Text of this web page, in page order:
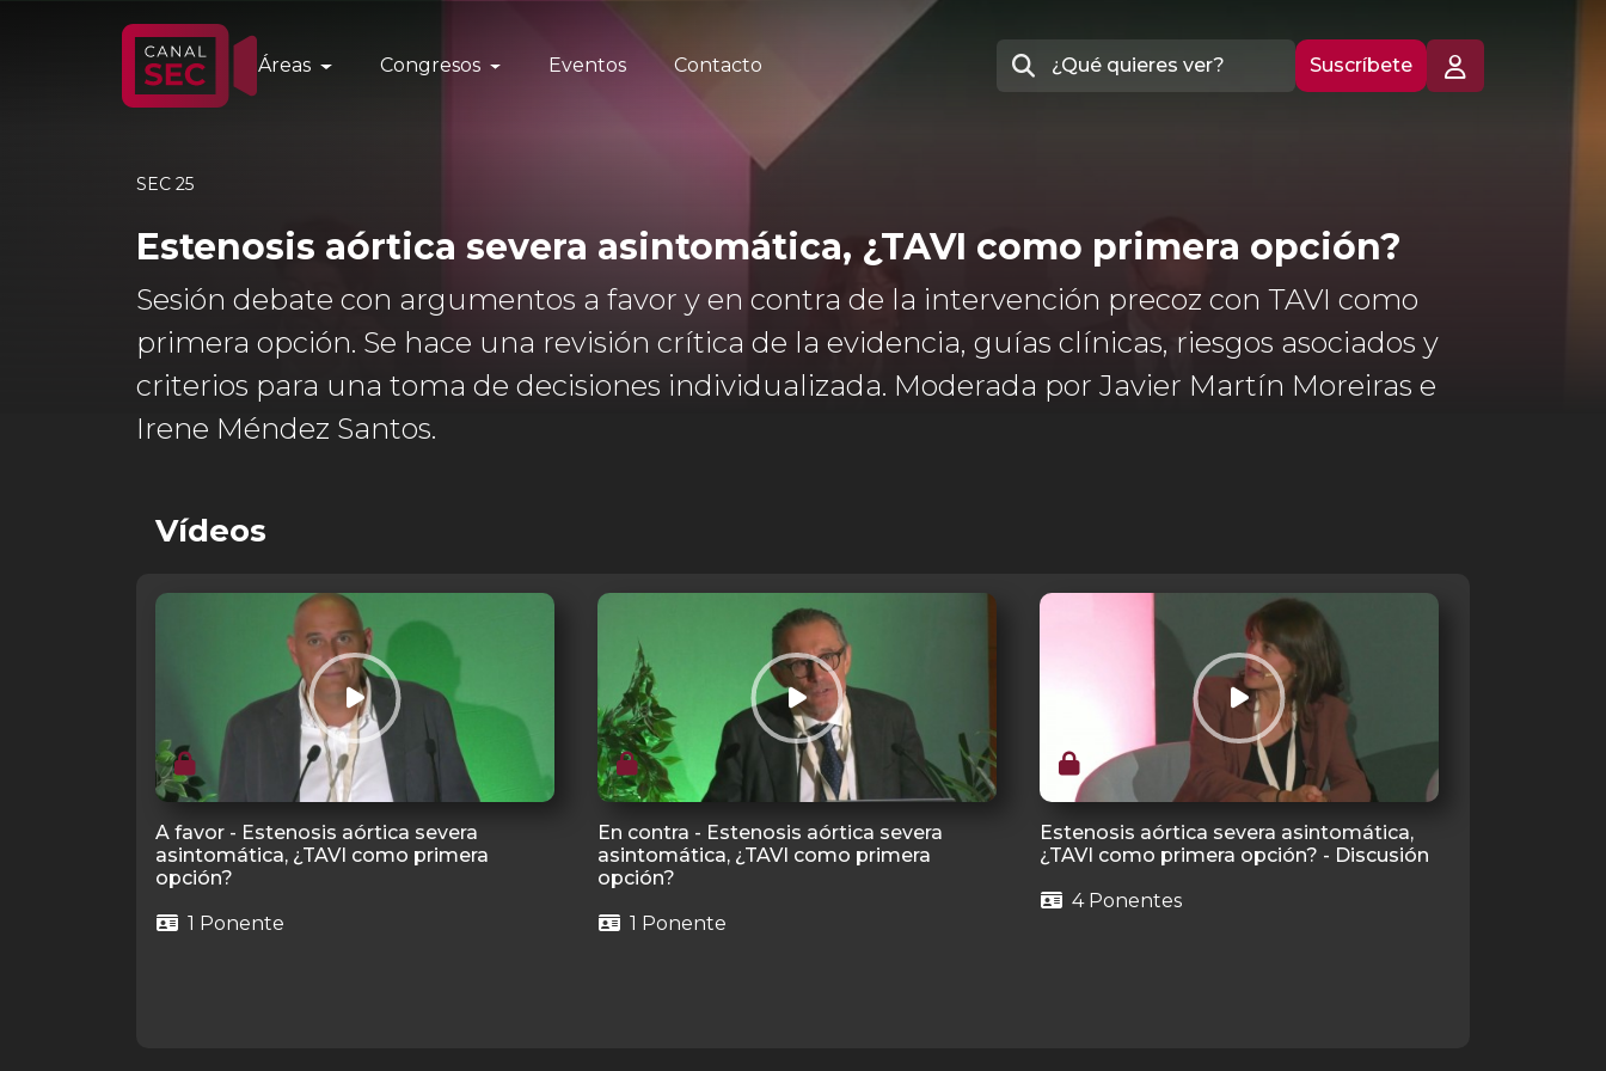
Áreas Congresos Eventos Contacto Suscríbete
SEC 25
Estenosis aórtica severa asintomática, ¿TAVI como primera opción?
Sesión debate con argumentos a favor y en contra de la intervención precoz con TAVI como
primera opción. Se hace una revisión crítica de la evidencia, guías clínicas, riesgos asociados y
criterios para una toma de decisiones individualizada. Moderada por Javier Martín Moreiras e
Irene Méndez Santos.
Vídeos
A favor - Estenosis aórtica severa
asintomática, ¿TAVI como primera
opción?
1 Ponente
En contra - Estenosis aórtica severa
asintomática, ¿TAVI como primera
opción?
1 Ponente
Estenosis aórtica severa asintomática,
¿TAVI como primera opción? - Discusión
4 Ponentes